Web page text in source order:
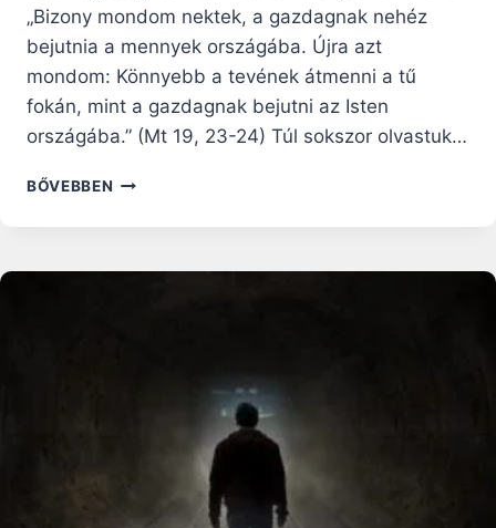
„Bizony mondom nektek, a gazdagnak nehéz
bejutnia a mennyek országába. Újra azt
mondom: Könnyebb a tevének átmenni a tű
fokán, mint a gazdagnak bejutni az Isten
országába.” (Mt 19, 23-24) Túl sokszor olvastuk…
BŐVEBBEN MIÉRT
GAZDAGSÁG